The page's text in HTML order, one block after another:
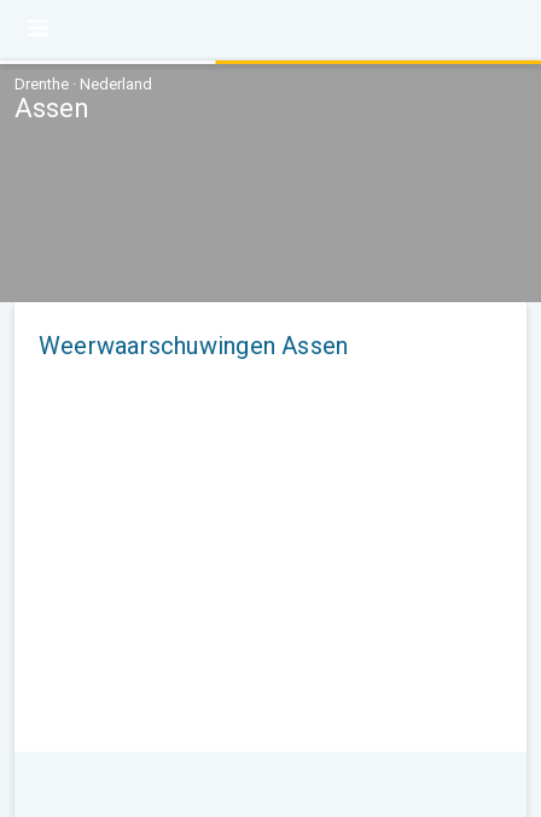
Drenthe · Nederland
Assen
Weerwaarschuwingen Assen